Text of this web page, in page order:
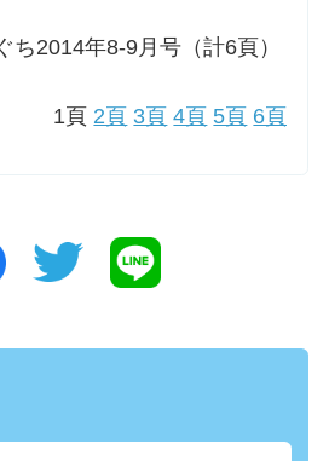
ち2014年8-9月号（計6頁）
1頁 2頁 3頁 4頁 5頁 6頁